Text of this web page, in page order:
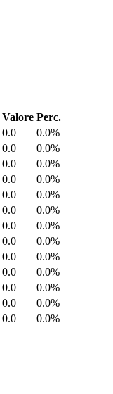
Valore Perc.
0.0
0.0%
0.0
0.0%
0.0
0.0%
0.0
0.0%
0.0
0.0%
0.0
0.0%
0.0
0.0%
0.0
0.0%
0.0
0.0%
0.0
0.0%
0.0
0.0%
0.0
0.0%
0.0
0.0%